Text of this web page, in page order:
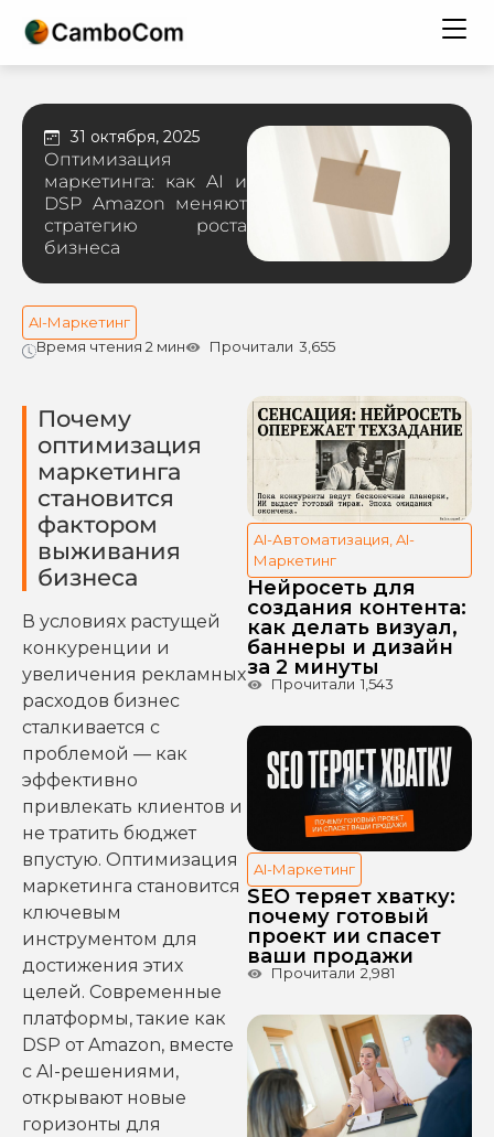
31 октября, 2025
Оптимизация
маркетинга: как AI и
DSP Amazon меняют
стратегию роста
бизнеса
Время чтения 2 мин Прочитали 3,655
AI-Маркетинг
Почему
оптимизация
маркетинга
становится
фактором
выживания
бизнеса
В условиях растущей
конкуренции и
увеличения рекламных
расходов бизнес
сталкивается с
проблемой — как
эффективно
привлекать клиентов и
не тратить бюджет
впустую. Оптимизация
маркетинга становится
ключевым
инструментом для
достижения этих
целей. Современные
платформы, такие как
DSP от Amazon, вместе
с AI-решениями,
открывают новые
горизонты для
AI-Автоматизация AI-
Маркетинг
Нейросеть для
создания контента:
как делать визуал,
баннеры и дизайн
за 2 минуты
Прочитали 1,543
AI-Маркетинг
SEO теряет хватку:
почему готовый
проект ии спасет
ваши продажи
Прочитали 2,981